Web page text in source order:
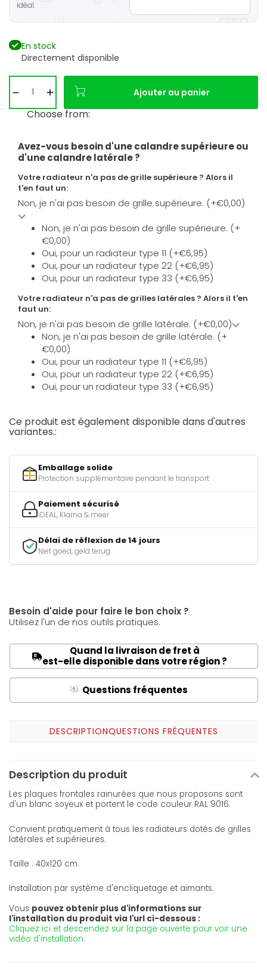
idéal.
En stock
Directement disponible
Ajouter au panier
Choose from:
Avez-vous besoin d'une calandre supérieure ou
d'une calandre latérale ?
Votre radiateur n'a pas de grille supérieure ? Alors il
t'en faut un:
Non, je n'ai pas besoin de grille supérieure. (+€0,00)
Non, je n'ai pas besoin de grille supérieure. (+
€0,00)
Oui, pour un radiateur type 11 (+€6,95)
Oui, pour un radiateur type 22 (+€6,95)
Oui, pour un radiateur type 33 (+€6,95)
Votre radiateur n'a pas de grilles latérales ? Alors il t'en
faut un:
Non, je n'ai pas besoin de grille latérale. (+€0,00)
Non, je n'ai pas besoin de grille latérale. (+
€0,00)
Oui, pour un radiateur type 11 (+€6,95)
Oui, pour un radiateur type 22 (+€6,95)
Oui, pour un radiateur type 33 (+€6,95)
Ce produit est également disponible dans d'autres
variantes.:
Emballage solide
Protection supplémentaire pendant le transport
Paiement sécurisé
iDEAL, Klarna & meer
Délai de réflexion de 14 jours
Niet goed, geld terug
Besoin d'aide pour faire le bon choix ?
Utilisez l'un de nos outils pratiques.
Quand la livraison de fret à
est-elle disponible dans votre région ?
Q Questions fréquentes
DESCRIPTIONQUESTIONS FRÉQUENTES
Description du produit
Les plaques frontales rainurées que nous proposons sont
d'un blanc soyeux et portent le code couleur RAL 9016.
Convient pratiquement à tous les radiateurs dotés de grilles
latérales et supérieures.
Taille : 40x120 cm.
Installation par système d'encliquetage et aimants.
Vous pouvez obtenir plus d'informations sur
l'installation du produit via l'url ci-dessous :
Cliquez ici et descendez sur la page ouverte pour voir une
vidéo d'installation.